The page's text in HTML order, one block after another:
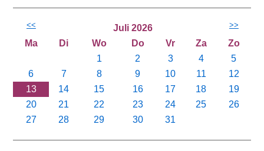
<< Juli 2026 >>
Ma Di Wo Do Vr Za
Zo
1
2 3 4
5
6
7 8 9 10 11
12
13
14 15 16 17 18
19
20
21 22 23 24 25
26
27
28 29 30 31